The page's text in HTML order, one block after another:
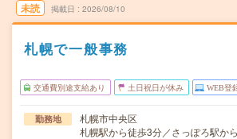
未読 掲載日 2026/08/10
札幌で一般事務
交通費別途支給あり 土日祝日が休み WEB登
勤務地
札幌市中央区
札幌駅から徒歩3分／さっぽろ駅か